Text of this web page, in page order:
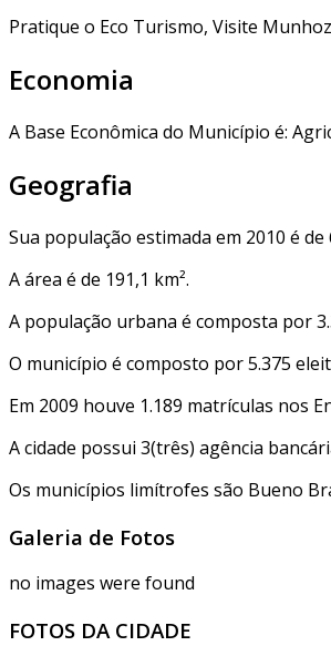
Pratique o Eco Turismo, Visite
Economia
A Base Econômica do Município é:
Geografia
Sua população estimada em 2010 é
A área é de 191,1 km².
A população urbana é composta por
O município é composto por 5.375
Em 2009 houve 1.189 matrículas nos
A cidade possui 3(três) agência
Os municípios limítrofes são Bueno
Galeria de Fotos
no images were found
FOTOS DA CIDADE